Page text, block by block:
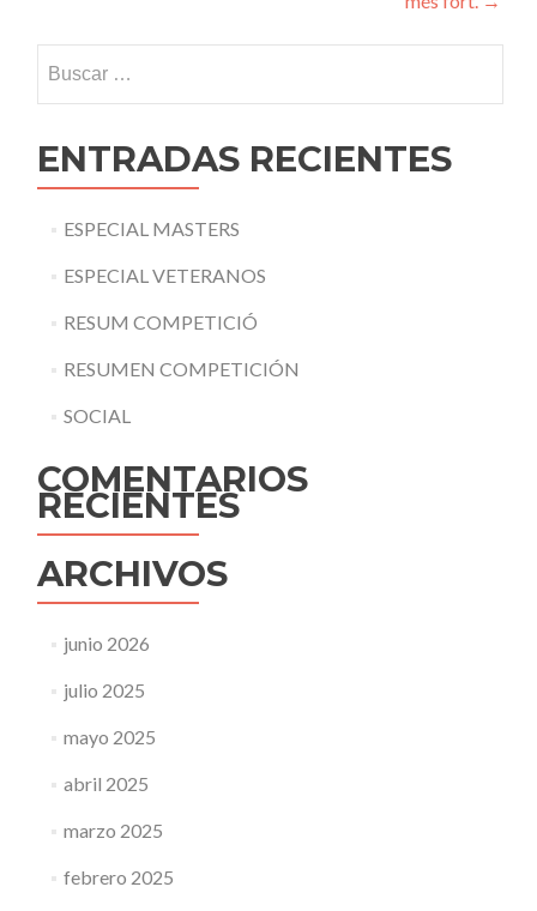
entradas
ENTRADAS RECIENTES
ESPECIAL MASTERS
ESPECIAL VETERANOS
RESUM COMPETICIÓ
RESUMEN COMPETICIÓN
SOCIAL
COMENTARIOS
RECIENTES
ARCHIVOS
junio 2026
julio 2025
mayo 2025
abril 2025
marzo 2025
febrero 2025